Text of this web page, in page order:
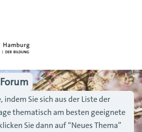
indem Sie sich aus der Liste der
thematisch am besten geeignete
Sie dann auf “Neues Thema”